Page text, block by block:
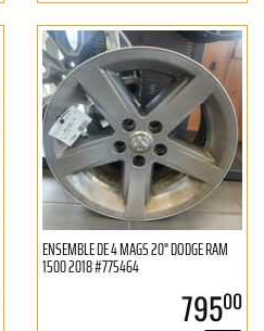
ENSEMBLE DE 4 MAGS 20" DODGE RAM
1500 2018 #775464
79500